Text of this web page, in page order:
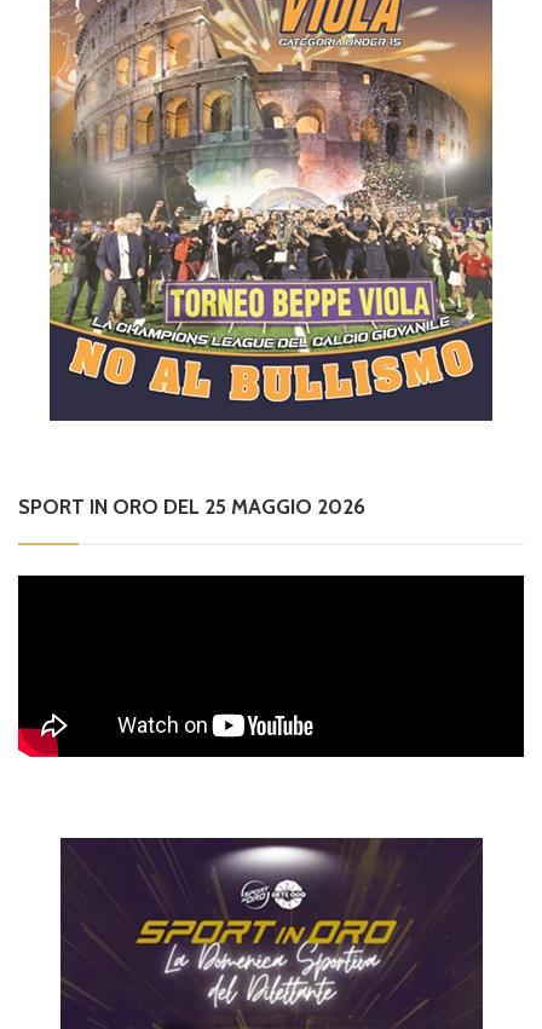
SPORT IN ORO DEL 25 MAGGIO 2026